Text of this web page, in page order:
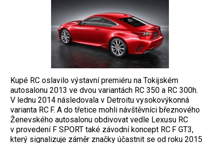
Kupé RC oslavilo výstavní premiéru na Tokijském
autosalonu 2013 ve dvou variantách RC 350 a RC 300h.
V lednu 2014 následovala v Detroitu vysokovýkonná
varianta RC F. A do třetice mohli návštěvníci březnového
Ženevského autosalonu obdivovat vedle Lexusu RC
v provedení F SPORT také závodní koncept RC F GT3,
který signalizuje záměr značky účastnit se od roku 2015